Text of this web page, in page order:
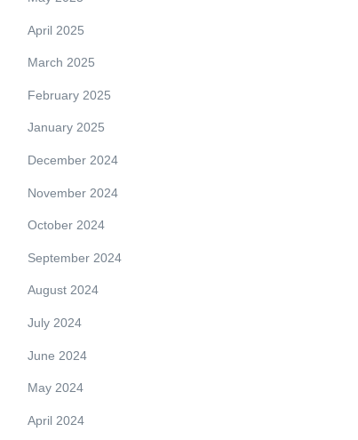
April 2025
March 2025
February 2025
January 2025
December 2024
November 2024
October 2024
September 2024
August 2024
July 2024
June 2024
May 2024
April 2024